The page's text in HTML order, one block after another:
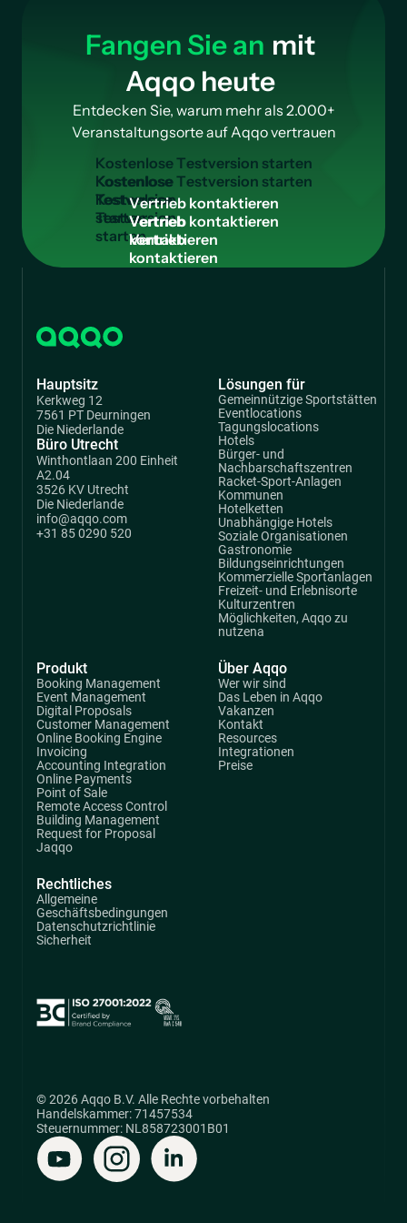
Fangen Sie an mit
Aqqo heute
Entdecken Sie, warum mehr als 2.000+
Veranstaltungsorte auf Aqqo vertrauen
KostenloseTestversion starten
Kostenlose
Testversion
starten
Vertrieb kontaktieren
Vertrieb
kontaktieren
Hauptsitz
Kerkweg 12
7561 PT Deurningen
Die Niederlande
Büro Utrecht
Winthontlaan 200 Einheit
A2.04
3526 KV Utrecht
Die Niederlande
info@aqqo.com
+31 85 0290 520
Produkt
Booking Management
Event Management
Digital Proposals
Customer Management
Online Booking Engine
Invoicing
Accounting Integration
Online Payments
Point of Sale
Remote Access Control
Building Management
Request for Proposal
Jaqqo
Lösungen für
Gemeinnützige Sportstätten
Eventlocations
Tagungslocations
Hotels
Bürger- und
Nachbarschaftszentren
Racket-Sport-Anlagen
Kommunen
Hotelketten
Unabhängige Hotels
Soziale Organisationen
Gastronomie
Bildungseinrichtungen
Kommerzielle Sportanlagen
Freizeit- und Erlebnisorte
Kulturzentren
Möglichkeiten, Aqqo zu
nutzena
Über Aqqo
Wer wir sind
Das Leben in Aqqo
Vakanzen
Kontakt
Resources
Integrationen
Preise
Rechtliches
Allgemeine
Geschäftsbedingungen
Datenschutzrichtlinie
Sicherheit
© 2026 Aqqo B.V. Alle Rechte vorbehalten
Handelskammer: 71457534
Steuernummer: NL858723001B01